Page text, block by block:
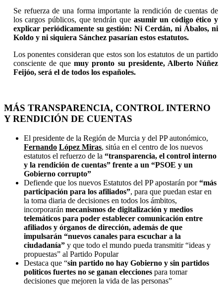
Se refuerza de una forma importante la rendición de cuentas de
los cargos públicos, que tendrán que asumir un código ético y
explicar periódicamente su gestión: Ni Cerdán, ni Ábalos, ni
Koldo y ni siquiera Sánchez pasarían estos estatutos.
Los ponentes consideran que estos son los estatutos de un partido
consciente de quemuy pronto su presidente, Alberto Núñez
Feijóo, será el de todos los españoles.
MÁS TRANSPARENCIA, CONTROL INTERNO
Y RENDICIÓN DE CUENTAS
El presidente de la Región de Murcia y del PP autonómico,
Fernando López Miras, sitúa en el centro de los nuevos
estatutos el refuerzo de la “transparencia, el control interno
y la rendición de cuentas” frente a un “PSOE y un
Gobierno corrupto”
Defiende que los nuevos Estatutos del PP apostarán por“más
participación para los afiliados”, para que puedan estar en
la toma diaria de decisiones en todos los ámbitos,
incorporarán mecanismos de digitalización y medios
telemáticos para poder establecer comunicación entre
afiliados y órganos de dirección, además de que
impulsarán “nuevos canales para escuchar a la
ciudadanía” y que todo el mundo pueda transmitir “ideas y
propuestas” al Partido Popular
Destaca que “sin partido no hay Gobierno y sin partidos
políticos fuertes no se ganan elecciones para tomar
decisiones que mejoren la vida de las personas”